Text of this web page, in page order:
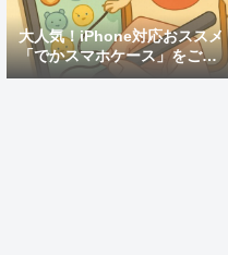
大人気！iPhone対応おススメ
「でかスマホケース」をご紹
介